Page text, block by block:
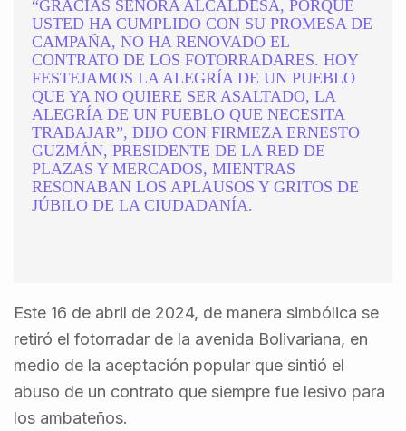
“GRACIAS SEÑORA ALCALDESA, PORQUE
USTED HA CUMPLIDO CON SU PROMESA DE
CAMPAÑA, NO HA RENOVADO EL
CONTRATO DE LOS FOTORRADARES. HOY
FESTEJAMOS LA ALEGRÍA DE UN PUEBLO
QUE YA NO QUIERE SER ASALTADO, LA
ALEGRÍA DE UN PUEBLO QUE NECESITA
TRABAJAR”, DIJO CON FIRMEZA ERNESTO
GUZMÁN, PRESIDENTE DE LA RED DE
PLAZAS Y MERCADOS, MIENTRAS
RESONABAN LOS APLAUSOS Y GRITOS DE
JÚBILO DE LA CIUDADANÍA.
Este 16 de abril de 2024, de manera simbólica se
retiró el fotorradar de la avenida Bolivariana, en
medio de la aceptación popular que sintió el
abuso de un contrato que siempre fue lesivo para
los ambateños.